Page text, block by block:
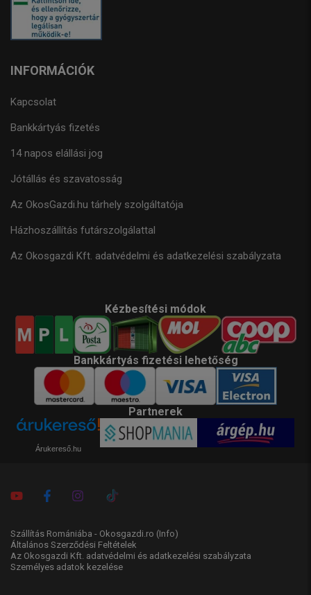
INFORMÁCIÓK
Kapcsolat
Bankkártyás fizetés
14 napos elállási jog
Jótállás és szavatosság
Az OkosGazdi.hu tárhely szolgáltatója
Házhoszállítás futárszolgálattal
Az Okosgazdi Kft. adatvédelmi és adatkezelési szabályzata
Kézbesítési módok
Bankkártyás fizetési lehetőség
Partnerek
Árukereső.hu
Szállítás Romániába - Okosgazdi.ro (Info)
Általános Szerződési Feltételek
Az Okosgazdi Kft. adatvédelmi és adatkezelési szabályzata
Személyes adatok kezelése